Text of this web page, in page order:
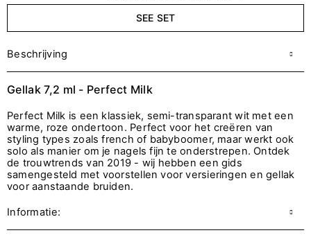
SEE SET
Beschrijving
Gellak 7,2 ml - Perfect Milk
Perfect Milk is een klassiek, semi-transparant wit met een
warme, roze ondertoon. Perfect voor het creëren van
styling types zoals french of babyboomer, maar werkt ook
solo als manier om je nagels fijn te onderstrepen. Ontdek
de trouwtrends van 2019 - wij hebben een gids
samengesteld met voorstellen voor versieringen en gellak
voor aanstaande bruiden.
Informatie: